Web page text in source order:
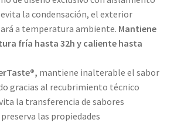
la condensación, el exterior
a temperatura ambiente. Mantiene
fría hasta 32h y caliente hasta
mantiene inalterable el sabor
gracias al recubrimiento técnico
la transferencia de sabores
las propiedades